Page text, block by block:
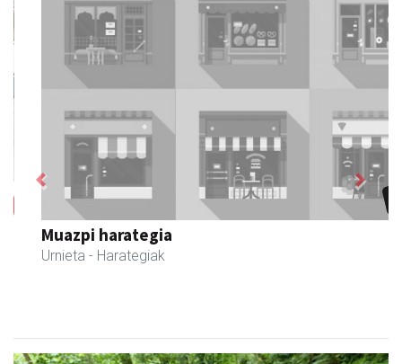
Muazpi harategia
Urnieta - Harategiak
Previous Next